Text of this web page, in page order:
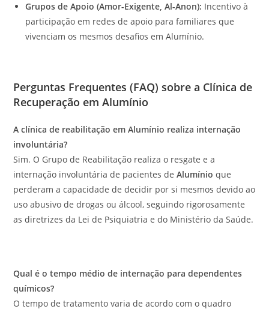
Grupos de Apoio (Amor-Exigente, Al-Anon): Incentivo à
participação em redes de apoio para familiares que
vivenciam os mesmos desafios em Alumínio.
Perguntas Frequentes (FAQ) sobre a Clínica de
Recuperação em Alumínio
A clínica de reabilitação em Alumínio realiza internação
involuntária?
Sim. O Grupo de Reabilitação realiza o resgate e a
internação involuntária de pacientes deAlumínio que
perderam a capacidade de decidir por si mesmos devido ao
uso abusivo de drogas ou álcool, seguindo rigorosamente
as diretrizes da Lei de Psiquiatria e do Ministério da Saúde.
Qual é o tempo médio de internação para dependentes
químicos?
O tempo de tratamento varia de acordo com o quadro